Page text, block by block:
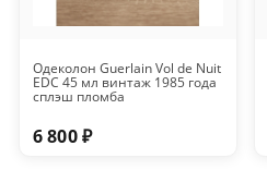
Одеколон Guerlain Vol de Nuit
EDC 45 мл винтаж 1985 года
сплэш пломба
6 800 ₽